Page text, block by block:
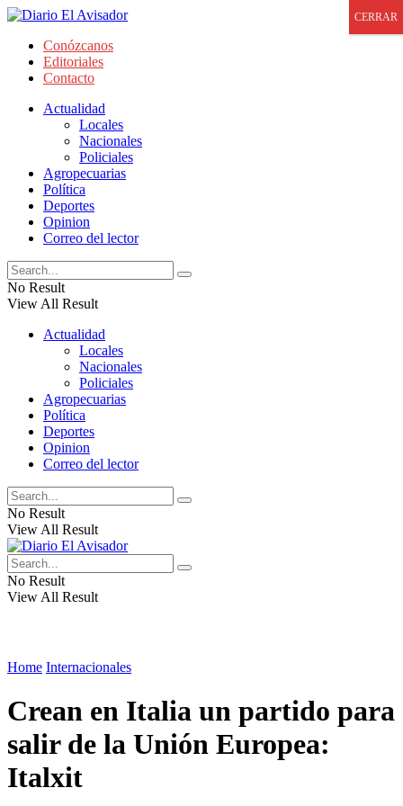
Conózcanos
Editoriales
Contacto
Actualidad
Locales
Nacionales
Policiales
Agropecuarias
Política
Deportes
Opinion
Correo del lector
No Result
View All Result
Actualidad
Locales
Nacionales
Policiales
Agropecuarias
Política
Deportes
Opinion
Correo del lector
No Result
View All Result
No Result
View All Result
Home Internacionales
Crean en Italia un partido para
salir de la Unión Europea:
Italxit
CERRAR